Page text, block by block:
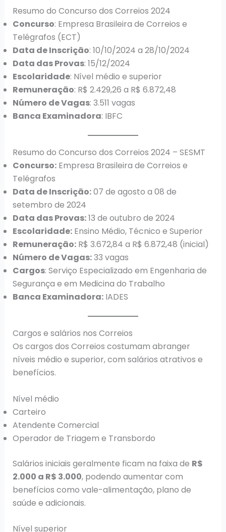
Resumo do Concurso dos Correios 2024
Concurso: Empresa Brasileira de Correios e
Telégrafos (ECT)
Data de Inscrição: 10/10/2024 a 28/10/2024
Data das Provas: 15/12/2024
Escolaridade: Nível médio e superior
Remuneração: R$ 2.429,26 a R$ 6.872,48
Número de Vagas: 3.511 vagas
Banca Examinadora: IBFC
Resumo do Concurso dos Correios 2024 – SESMT
Concurso:Empresa Brasileira de Correios e
Telégrafos
Data de Inscrição:07 de agosto a 08 de
setembro de 2024
Data das Provas:13 de outubro de 2024
Escolaridade:Ensino Médio, Técnico e Superior
Remuneração:R$ 3.672,84 a R$ 6.872,48 (inicial)
Número de Vagas:33 vagas
Cargos: Serviço Especializado em Engenharia de
Segurança e em Medicina do Trabalho
Banca Examinadora:IADES
Cargos e salários nos Correios
Os cargos dos Correios costumam abranger
níveis médio e superior, com salários atrativos e
benefícios.
Nível médio
Carteiro
Atendente Comercial
Operador de Triagem e Transbordo
Salários iniciais geralmente ficam na faixa de R$
2.000 a R$ 3.000, podendo aumentar com
benefícios como vale-alimentação, plano de
saúde e adicionais.
Nível superior